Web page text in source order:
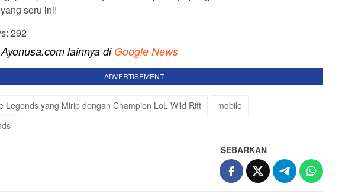
seru ini!
292
lainnya diGoogle News
ADVERTISEMENT
Legends yang Mirip dengan Champion LoL Wild Rift
mobile
SEBARKAN